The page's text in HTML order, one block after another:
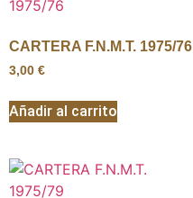
CARTERA F.N.M.T. 1975/76
3,00 €
Añadir al carrito